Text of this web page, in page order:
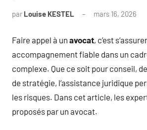
par Louise KESTEL mars 16, 2026
Faire appel à un avocat, c’est
accompagnement fiable dans un
complexe. Que ce soit pour conseil,
de stratégie, l’assistance juridique
les risques. Dans cet article, les
proposés par un avocat.